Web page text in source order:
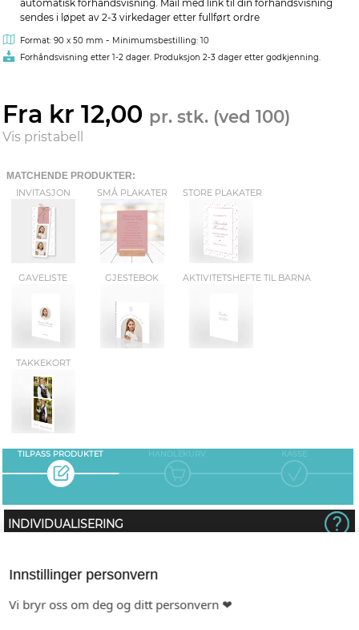
automatisk forhåndsvisning. Mail med link til din forhåndsvisning
sendes i løpet av 2-3 virkedager etter fullført ordre
Format: 90 x 50 mm - Minimumsbestilling: 10
Forhåndsvisning etter 1-2 dager. Produksjon 2-3 dager etter godkjenning.
Fra kr 12,00 pr. stk. (ved 100)
Vis pristabell
MATCHENDE PRODUKTER:
INVITASJON
SMÅ PLAKATER STORE PLAKATER
GAVELISTE GJESTEBOK AKTIVITETSHEFTE TIL BARNA
TAKKEKORT
TILPASS PRODUKTET HANDLEKURV KASSE
INDIVIDUALISERING
Du må logge inn for å opprette navneliste.
PAPIR
Innstillinger personvern
Vi bryr oss om deg og ditt personvern ❤